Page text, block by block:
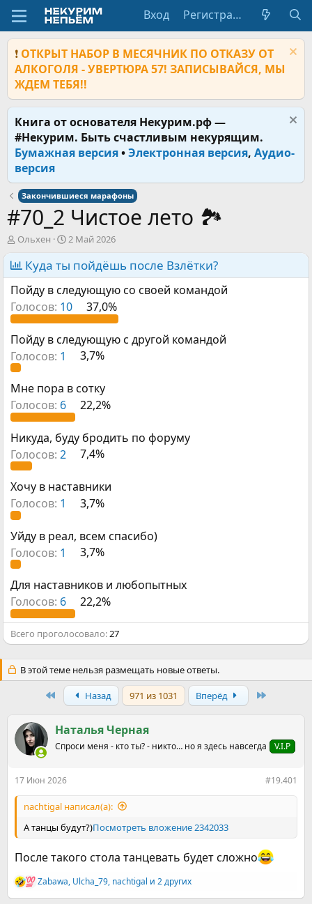
Вход Регистрация
❗ ОТКРЫТ НАБОР В МЕСЯЧНИК ПО ОТКАЗУ ОТ
АЛКОГОЛЯ - УВЕРТЮРА 57! ЗАПИСЫВАЙСЯ, МЫ
ЖДЕМ ТЕБЯ!!
Книга от основателя Некурим.рф —
#Некурим. Быть счастливым некурящим.
Бумажная версия•Электронная версия, Аудио-
версия
Закончившиеся марафоны
#70_2 Чистое лето 🏞
А
в
т
о
р
е
м
ы
Ольхен
Д
а
т
а
н
а
ч
а
л
2 Май 2026
Куда ты пойдёшь после Взлётки?
Пойду в следующую со своей командой
Голосов: 10 37,0%
Пойду в следующую с другой командой
Голосов: 1 3,7%
Мне пора в сотку
Голосов: 6 22,2%
Никуда, буду бродить по форуму
Голосов: 2 7,4%
Хочу в наставники
Голосов: 1 3,7%
Уйду в реал, всем спасибо)
Голосов: 1 3,7%
Для наставников и любопытных
Голосов: 6 22,2%
Всего проголосовало 27
В этой теме нельзя размещать новые ответы.
Назад 971 из 1031 Вперёд
Наталья Черная
Спроси меня - кто ты? - никто… но я здесь навсегда V.I.P
17 Июн 2026 #19.401
nachtigal написал(а):
А танцы будут?)Посмотреть вложение 2342033
После такого стола танцевать будет сложно
Р
е
Zabawa, Ulcha_79, nachtigal и 2 других